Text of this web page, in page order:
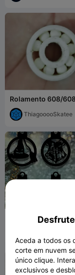
Rolamento 608/
Bearing/608 Deep
Ball Bearin
ThiagooooSkatee
✨🧙‍♂️ HARRY
SET – 6 MAGIC
Aceda a todos os
corte em nuvem
único clique.
exclusivos e